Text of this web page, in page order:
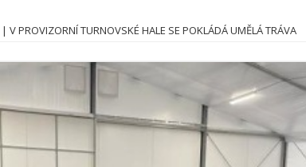
| V PROVIZORNÍ TURNOVSKÉ HALE SE POKLÁDÁ UMĚLÁ TRÁVA